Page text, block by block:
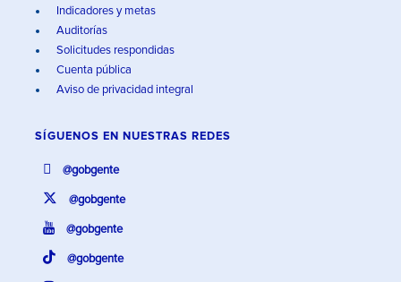
Indicadores y metas
Auditorías
Solicitudes respondidas
Cuenta pública
Aviso de privacidad integral
SÍGUENOS EN NUESTRAS REDES
@gobgente
@gobgente
@gobgente
@gobgente